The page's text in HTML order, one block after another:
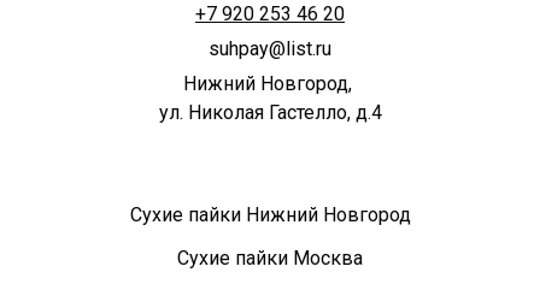
+7 920 253 46 20
suhpay@list.ru
Нижний Новгород,
ул. Николая Гастелло, д.4
Сухие пайки Нижний Новгород
Сухие пайки Москва